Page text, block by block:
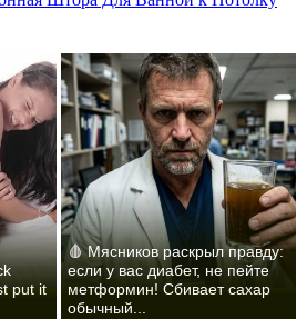
put it
🩸 Мясников раскрыл правду:
если у вас диабет, не пейте
метформин! Сбивает сахар
обычный...